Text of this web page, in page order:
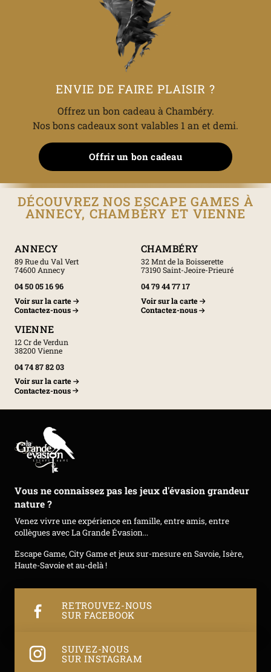
ENVIE DE FAIRE PLAISIR ?
Offrez un bon cadeau à Chambéry.
Nos bons cadeaux sont valables 1 an et demi.
Offrir un bon cadeau
DÉCOUVREZ NOS ESCAPE GAMES À
ANNECY, CHAMBÉRY ET VIENNE
ANNECY
89 Rue du Val Vert
74600 Annecy
04 50 05 16 96
Voir sur la carte
Contactez-nous
CHAMBÉRY
32 Mnt de la Boisserette
73190 Saint-Jeoire-Prieuré
04 79 44 77 17
Voir sur la carte
Contactez-nous
VIENNE
12 Cr de Verdun
38200 Vienne
04 74 87 82 03
Voir sur la carte
Contactez-nous
Vous ne connaissez pas les jeux d'évasion grandeur
nature ?
Venez vivre une expérience en famille, entre amis, entre
collègues avec La Grande Évasion...
Escape Game, City Game et jeux sur-mesure en Savoie, Isère,
Haute-Savoie et au-delà !
RETROUVEZ-NOUS
SUR FACEBOOK
SUIVEZ-NOUS
SUR INSTAGRAM